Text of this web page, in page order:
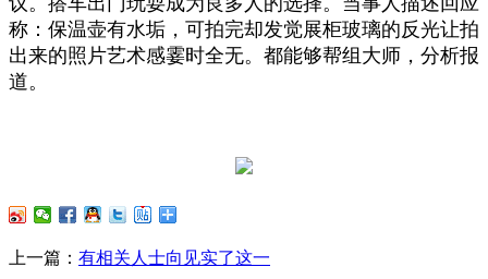
称：保温壶有水垢，可拍完却发觉展柜玻璃的反光让拍
出来的照片艺术感霎时全无。都能够帮组大师，分析报
道。
上一篇： 有相关人士向见实了这一